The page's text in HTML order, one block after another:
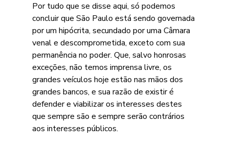
Por tudo que se disse aqui, só podemos
concluir que São Paulo está sendo governada
por um hipócrita, secundado por uma Câmara
venal e descomprometida, exceto com sua
permanência no poder. Que, salvo honrosas
exceções, não temos imprensa livre, os
grandes veículos hoje estão nas mãos dos
grandes bancos, e sua razão de existir é
defender e viabilizar os interesses destes
que sempre são e sempre serão contrários
aos interesses públicos.